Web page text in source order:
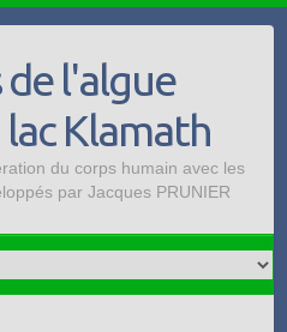
de l'algue
Klamath
du corps humain avec les
par Jacques PRUNIER